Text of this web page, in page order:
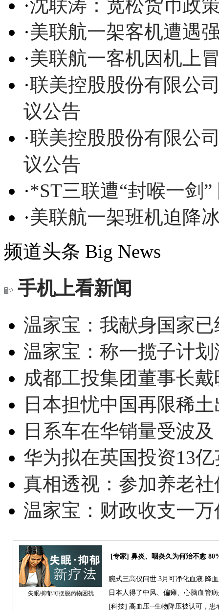
·沈联涛：宽松货币政
·美联航一架客机遭遇
·美联航一客机因机上
·联美控股股份有限公
议公告
·联美控股股份有限公
议公告
·*ST三联遭“封喉一剑
·美联航一架班机迫降
频道头条 Big News
手机上看新闻
温家宝：我献身国家
温家宝：称一揽子计
成都工投集团董事长
日本担忧中国再限稀
日系车在华销量受波
华为拟在英国投资13
真相透视：参加养老
温家宝：财政收支一
失眠/抑郁可摆脱药物困扰
[专家] 鼻炎、咽炎久为何治不愈
腕式三高仪问世.3月可净化血液.降
日本人得了中风、偏瘫、心脑血管
[科技] 高血压--生物降压被认可，患